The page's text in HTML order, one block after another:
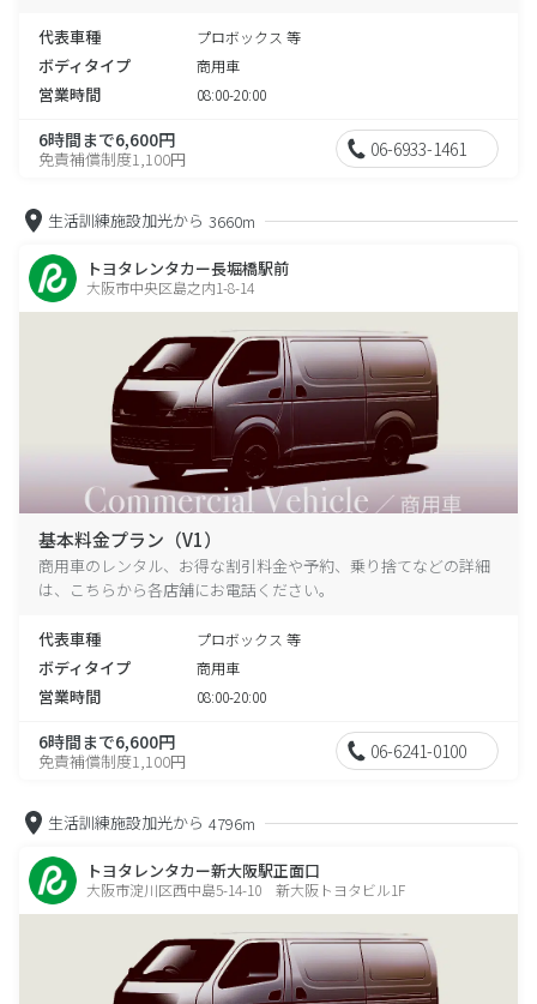
代表車種 プロボックス 等
ボディタイプ 商用車
営業時間 08:00-20:00
6時間まで6,600円
免責補償制度1,100円 06-6933-1461
生活訓練施設加光から 3660m
トヨタレンタカー長堀橋駅前
大阪市中央区島之内1-8-14
基本料金プラン（V1）
商用車のレンタル、お得な割引料金や予約、乗り捨てなどの詳細
は、こちらから各店舗にお電話ください。
代表車種 プロボックス 等
ボディタイプ 商用車
営業時間 08:00-20:00
6時間まで6,600円
免責補償制度1,100円 06-6241-0100
生活訓練施設加光から 4796m
トヨタレンタカー新大阪駅正面口
大阪市淀川区西中島5-14-10 新大阪トヨタビル1F